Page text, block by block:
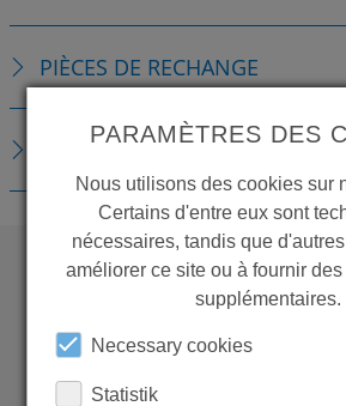
PIÈCES DE RECHANGE
TÉLÉCHARGEMENTS
WANT TO SEE
MORE
PARAMÈTRES DES
Nous utilisons des cookies sur
Certains d'entre eux sont
nécessaires, tandis que
améliorer ce site ou à fournir
supplémentaires.
Necessary cookies
Statistik